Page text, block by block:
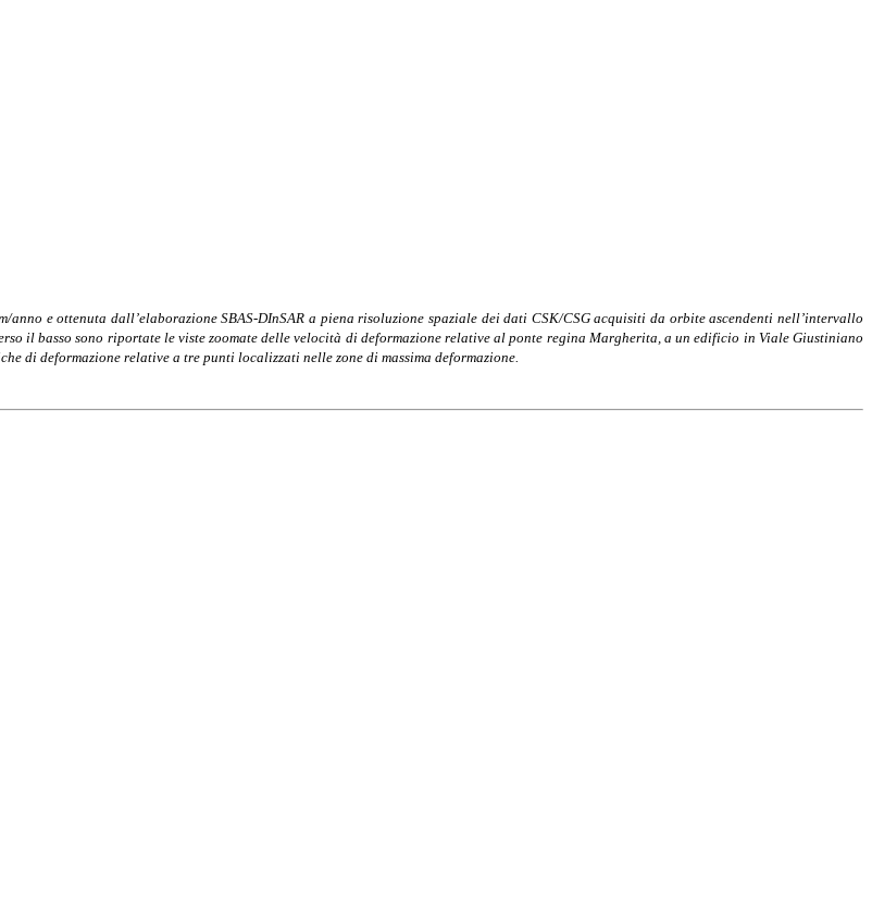
e ottenuta dall’elaborazione SBAS-DInSAR a piena risoluzione spaziale dei dati CSK/CSG acquisiti da orbite ascendenti nell’intervallo
il basso sono riportate le viste zoomate delle velocità di deformazione relative al ponte regina Margherita, a un edificio in Viale Giustiniano
di deformazione relative a tre punti localizzati nelle zone di massima deformazione.